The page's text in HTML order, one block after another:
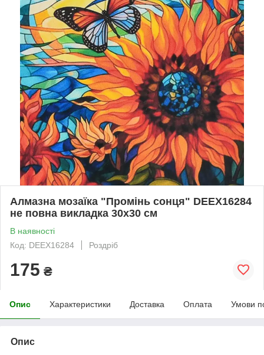
Алмазна мозаїка "Промінь сонця" DEEX16284
не повна викладка 30х30 см
В наявності
Код: DEEX16284
Роздріб
175 ₴
Опис Характеристики Доставка Оплата Умови
Опис